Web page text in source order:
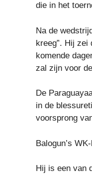
die in het
Na de
kreeg”. Hij zei
komende
zal zijn voor
De
in de
voorsprong
Balogun’s
Hij is een van